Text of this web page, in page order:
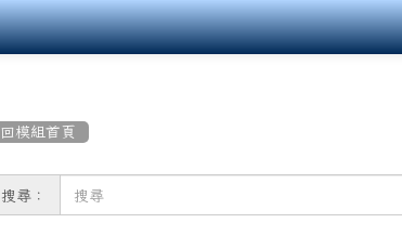
回模組首頁
搜尋：